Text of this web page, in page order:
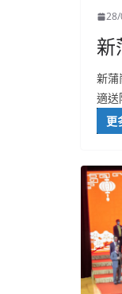
新
新蒲
適送
更